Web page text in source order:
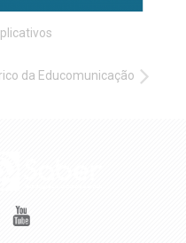
da Educomunicação